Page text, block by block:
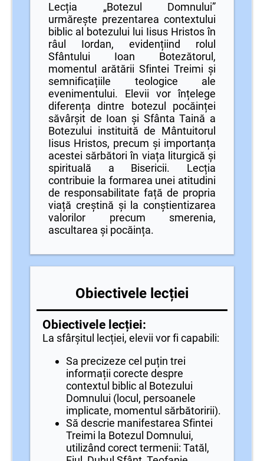
Lecția „Botezul Domnului”
urmărește prezentarea contextului
biblic al botezului lui Iisus Hristos în
râul Iordan, evidențiind rolul
Sfântului Ioan Botezătorul,
momentul arătării Sfintei Treimi și
semnificațiile teologice ale
evenimentului. Elevii vor înțelege
diferența dintre botezul pocăinței
săvârșit de Ioan și Sfânta Taină a
Botezului instituită de Mântuitorul
Iisus Hristos, precum și importanța
acestei sărbători în viața liturgică și
spirituală a Bisericii. Lecția
contribuie la formarea unei atitudini
de responsabilitate față de propria
viață creștină și la conștientizarea
valorilor precum smerenia,
ascultarea și pocăința.
Obiectivele lecției
Obiectivele lecției:
La sfârșitul lecției, elevii vor fi capabili:
Sa precizeze cel puțin trei
informații corecte despre
contextul biblic al Botezului
Domnului (locul, persoanele
implicate, momentul sărbătoririi).
Să descrie manifestarea Sfintei
Treimi la Botezul Domnului,
utilizând corect termenii: Tatăl,